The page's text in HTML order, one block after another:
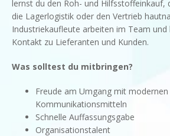
lernst du den Roh- und Hilfsstoffeinkauf,
die Lagerlogistik oder den Vertrieb
Industriekaufleute arbeiten im Team und
Kontakt zu Lieferanten und Kunden.
Was solltest du mitbringen?
Freude am Umgang mit modernen
Kommunikationsmitteln
Schnelle Auffassungsgabe
Organisationstalent